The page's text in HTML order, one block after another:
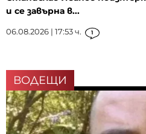
и се завърна в...
06.08.2026 | 17:53 ч. 1
ВОДЕЩИ